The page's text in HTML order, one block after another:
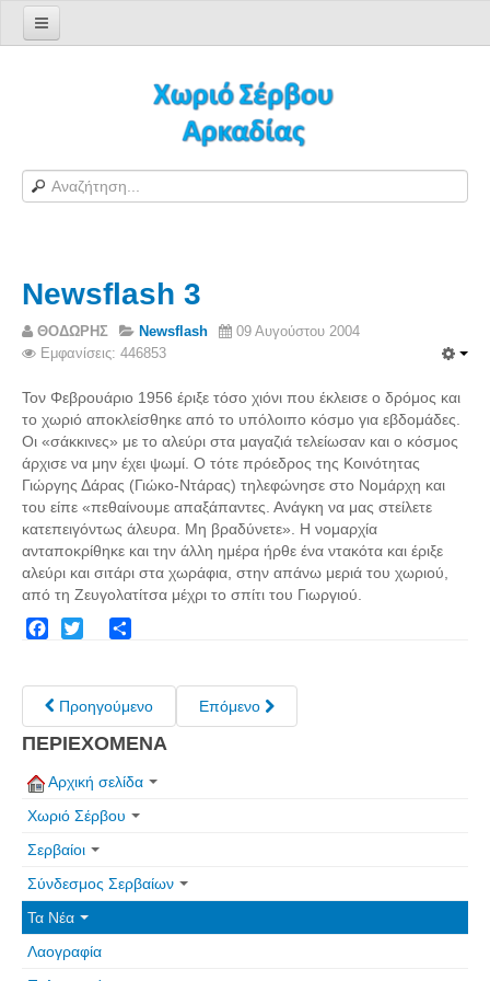
Φόρμα εγγραφής χρήστη
H Ιστοσελίδα μας
Αράπηδες
Χάρτης ευρύτερης περιοχής
Σέρβου - Δορυφορική Google
Σέρβου και Δήμος Γορτυνίας
Σερβαίοι
Σερβαίοι Συγγραφείς/Λογoτέχνες
Σερβαίοι Καλλιτέχνες
Γραφή Πατριωτών/Συνεργατών
Σερβαίοι Αγωνιστές/Πεσόντες
Σερβαίοι για το Σέρβου
Εφημερίδα Αρτοζήνος
Ηλεκτρονική έκδοση Αρτοζήνου
Θέματα και δράσεις Συνδέσμου
Ανακοινώσεις
Η ιστοσελίδα μας
Χάρτης του Site (Sitemap)
Επικοινωνία
Τα Νέα
Newsflash 3
ΘΟΔΩΡΗΣ Newsflash
09 Αυγούστου 2004
Εμφανίσεις: 446853
Τον Φεβρουάριο 1956 έριξε τόσο χιόνι που έκλεισε ο δρόμος και
το χωριό αποκλείσθηκε από το υπόλοιπο κόσμο για εβδομάδες.
Οι «σάκκινες» με το αλεύρι στα μαγαζιά τελείωσαν και ο κόσμος
άρχισε να μην έχει ψωμί. Ο τότε πρόεδρος της Κοινότητας
Γιώργης Δάρας (Γιώκο-Ντάρας) τηλεφώνησε στο Νομάρχη και
του είπε «πεθαίνουμε απαξάπαντες. Ανάγκη να μας στείλετε
κατεπειγόντως άλευρα. Μη βραδύνετε». Η νομαρχία
ανταποκρίθηκε και την άλλη ημέρα ήρθε ένα ντακότα και έριξε
αλεύρι και σιτάρι στα χωράφια, στην απάνω μεριά του χωριού,
από τη Ζευγολατίτσα μέχρι το σπίτι του Γιωργιού.
Προηγούμενο Επόμενο
ΠΕΡΙΕΧΟΜΕΝΑ
Αρχική σελίδα
Χωριό Σέρβου
Σερβαίοι
Σύνδεσμος Σερβαίων
Τα Νέα
Λαογραφία